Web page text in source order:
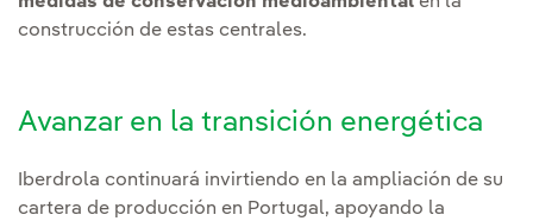
construcción de estas centrales.
Avanzar en la transición energética
Iberdrola continuará invirtiendo en la ampliación de su
cartera de producción en Portugal, apoyando la